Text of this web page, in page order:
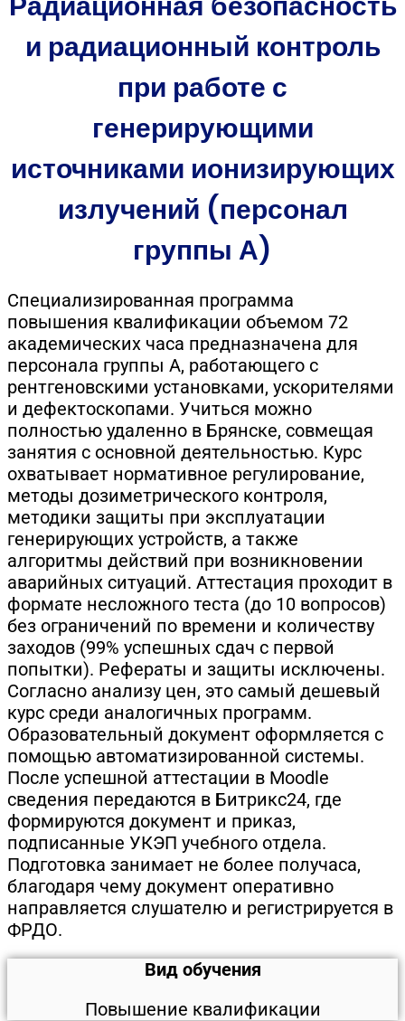
и радиационный контроль
при работе с
генерирующими
источниками ионизирующих
излучений (персонал
группы А)
Специализированная программа
повышения квалификации объемом 72
академических часа предназначена для
персонала группы А, работающего с
рентгеновскими установками, ускорителями
и дефектоскопами. Учиться можно
полностью удаленно в Брянске, совмещая
занятия с основной деятельностью. Курс
охватывает нормативное регулирование,
методы дозиметрического контроля,
методики защиты при эксплуатации
генерирующих устройств, а также
алгоритмы действий при возникновении
аварийных ситуаций. Аттестация проходит в
формате несложного теста (до 10 вопросов)
без ограничений по времени и количеству
заходов (99% успешных сдач с первой
попытки). Рефераты и защиты исключены.
Согласно анализу цен, это самый дешевый
курс среди аналогичных программ.
Образовательный документ оформляется с
помощью автоматизированной системы.
После успешной аттестации в Moodle
сведения передаются в Битрикс24, где
формируются документ и приказ,
подписанные УКЭП учебного отдела.
Подготовка занимает не более получаса,
благодаря чему документ оперативно
направляется слушателю и регистрируется в
ФРДО.
Вид обучения
Повышение квалификации